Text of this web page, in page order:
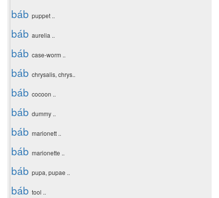
báb puppet ..
báb aurelia ..
báb case-worm ..
báb chrysalis, chrys..
báb cocoon ..
báb dummy ..
báb marionett ..
báb marionette ..
báb pupa, pupae ..
báb tool ..